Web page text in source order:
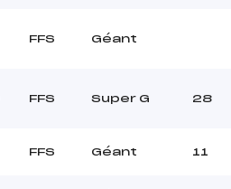
FFS Géant
FFS Super G 28
FFS Géant 11